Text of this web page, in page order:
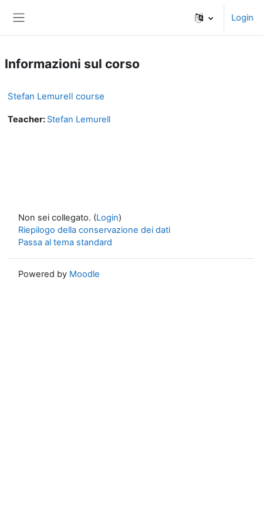
Login
Informazioni sul corso
Stefan Lemurell course
Teacher: Stefan Lemurell
Non sei collegato. (Login)
Riepilogo della conservazione dei dati
Passa al tema standard
Powered by Moodle